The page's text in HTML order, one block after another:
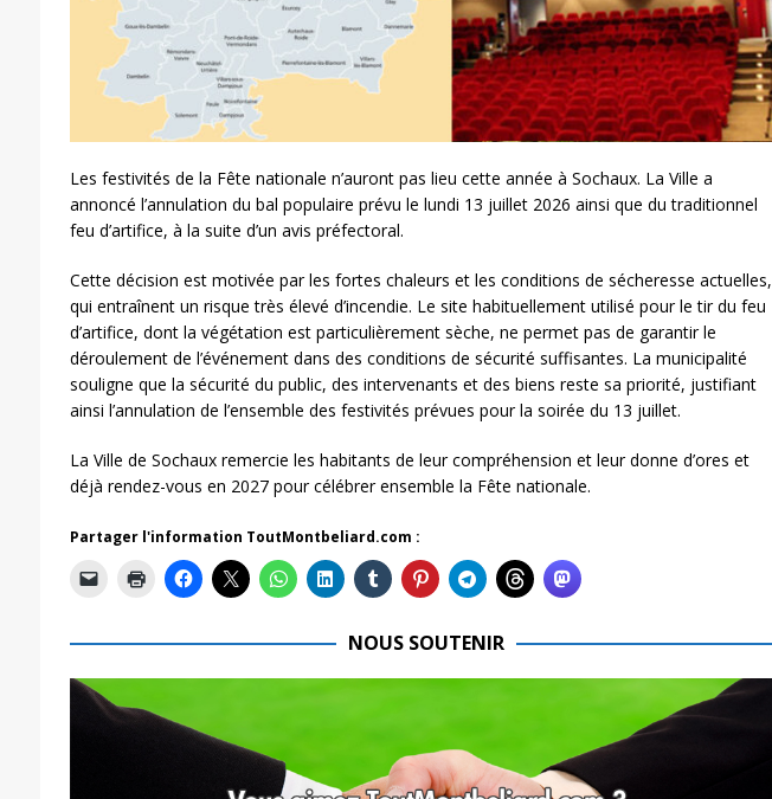
Les festivités de la Fête nationale n’auront pas lieu cette année à Sochaux. La Ville a
annoncé l’annulation du bal populaire prévu le lundi 13 juillet 2026 ainsi que du traditionnel
feu d’artifice, à la suite d’un avis préfectoral.
Cette décision est motivée par les fortes chaleurs et les conditions de sécheresse actuelles,
qui entraînent un risque très élevé d’incendie. Le site habituellement utilisé pour le tir du feu
d’artifice, dont la végétation est particulièrement sèche, ne permet pas de garantir le
déroulement de l’événement dans des conditions de sécurité suffisantes. La municipalité
souligne que la sécurité du public, des intervenants et des biens reste sa priorité, justifiant
ainsi l’annulation de l’ensemble des festivités prévues pour la soirée du 13 juillet.
La Ville de Sochaux remercie les habitants de leur compréhension et leur donne d’ores et
déjà rendez-vous en 2027 pour célébrer ensemble la Fête nationale.
Partager l'information ToutMontbeliard.com :
NOUS SOUTENIR